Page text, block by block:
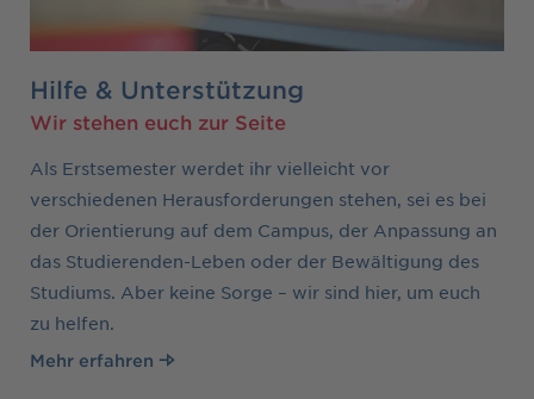
Hilfe & Unterstützung
Wir stehen euch zur Seite
Als Erstsemester werdet ihr vielleicht vor
verschiedenen Herausforderungen stehen, sei es bei
der Orientierung auf dem Campus, der Anpassung an
das Studierenden-Leben oder der Bewältigung des
Studiums. Aber keine Sorge – wir sind hier, um euch
zu helfen.
Mehr erfahren